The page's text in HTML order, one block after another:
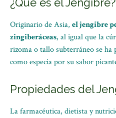
Originario de Asia, el jengibre
zingiberáceas, al igual que la
rizoma o tallo subterráneo se
como especia por su sabor
Propiedades del
La farmacéutica, dietista y